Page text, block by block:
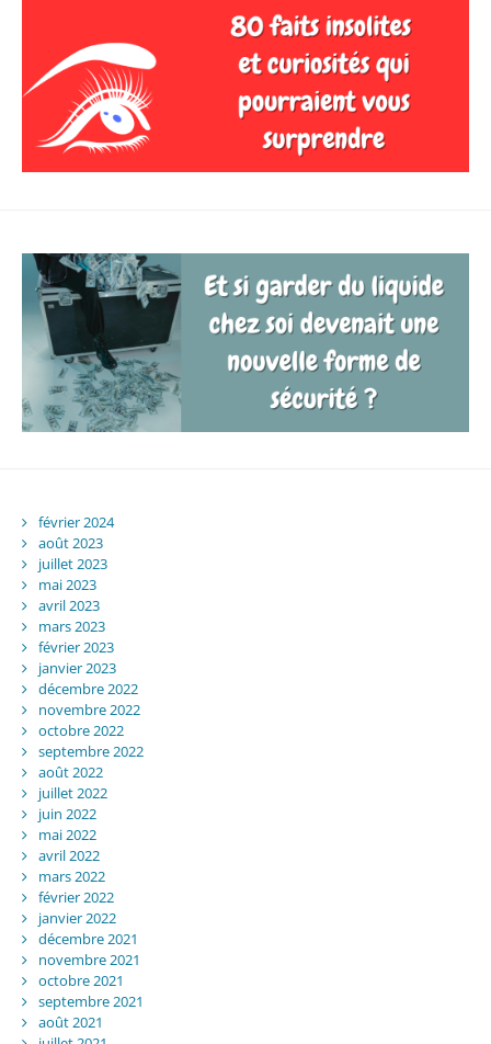
février 2024
août 2023
juillet 2023
mai 2023
avril 2023
mars 2023
février 2023
janvier 2023
décembre 2022
novembre 2022
octobre 2022
septembre 2022
août 2022
juillet 2022
juin 2022
mai 2022
avril 2022
mars 2022
février 2022
janvier 2022
décembre 2021
novembre 2021
octobre 2021
septembre 2021
août 2021